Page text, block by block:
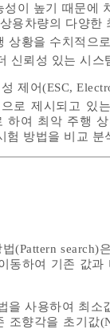
이 높기 때문에
용차량의 다양
상황을 수치적으
신뢰성 있는 시
제어(ESC,
로 제시되고 있
여 최악 주행
험 방법을 비교 분
(Pattern
하여 기존 값
을 사용하여 최
향각을 초기값